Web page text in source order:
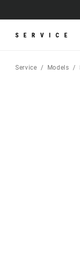
SERVICE
Service Models